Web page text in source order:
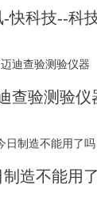
快科技--科
查验测验仪
造不能用